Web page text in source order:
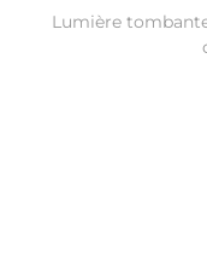
Lumière